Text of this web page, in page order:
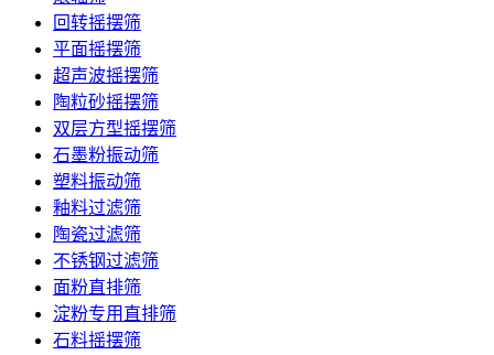
回转摇摆筛
平面摇摆筛
超声波摇摆筛
陶粒砂摇摆筛
双层方型摇摆筛
石墨粉振动筛
塑料振动筛
釉料过滤筛
陶瓷过滤筛
不锈钢过滤筛
面粉直排筛
淀粉专用直排筛
石料摇摆筛